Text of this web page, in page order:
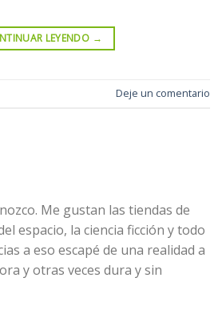
LEYENDO →
Deje un comentario
Me gustan las tiendas de
espacio, la ciencia ficción y todo
a eso escapé de una realidad a
y otras veces dura y sin